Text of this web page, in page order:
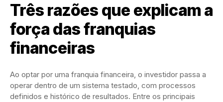
Três razões que explicam a
força das franquias
financeiras
Ao optar por uma franquia financeira, o investidor passa a
operar dentro de um sistema testado, com processos
definidos e histórico de resultados. Entre os principais